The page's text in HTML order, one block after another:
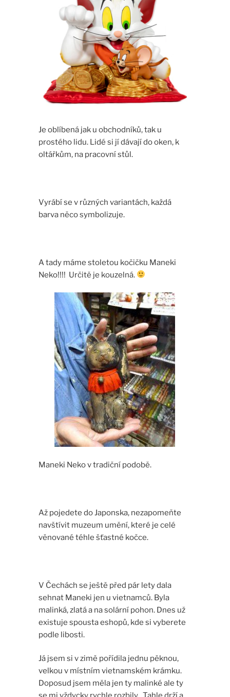
Je oblíbená jak u obchodníků, tak u
prostého lidu. Lidé si jí dávají do oken, k
oltářkům, na pracovní stůl.
Vyrábí se v různých variantách, každá
barva něco symbolizuje.
A tady máme stoletou kočičku Maneki
Neko!!!! Určitě je kouzelná.
Maneki Neko v tradiční podobě.
Až pojedete do Japonska, nezapomeňte
navštívit muzeum umění, které je celé
věnované téhle šťastné kočce.
V Čechách se ještě před pár lety dala
sehnat Maneki jen u vietnamců. Byla
malinká, zlatá a na solární pohon. Dnes už
existuje spousta eshopů, kde si vyberete
podle libosti.
Já jsem si v zimě pořídila jednu pěknou,
velkou v místním vietnamském krámku.
Doposud jsem měla jen ty malinké ale ty